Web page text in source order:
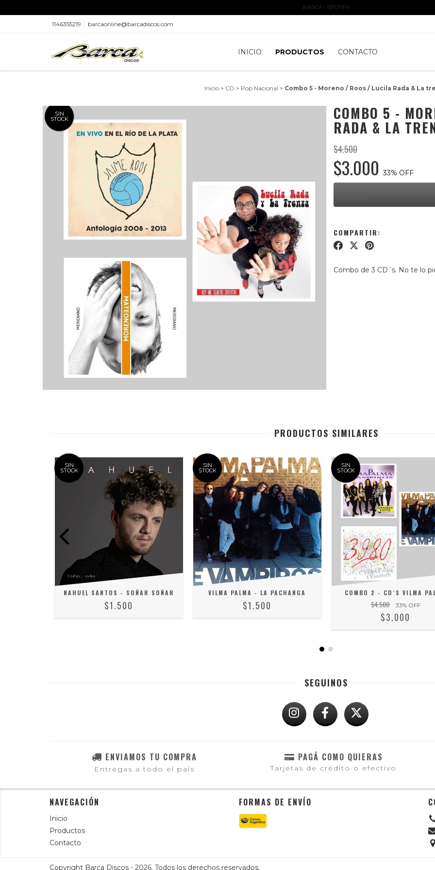
BARCA • SPOTIFY
1146355219 barcaonline@barcadiscos.com
INICIO PRODUCTOS CONTACTO
Inicio > CD > Pop Nacional > Combo 5 - Moreno / Roos / Lucila Rada & La
SIN
STOCK COMBO 5 -
RADA & LA
$4.500
$3.00033% OFF
COMPARTIR:
Combo de 3 CD´s. No te lo
PRODUCTOS SIMILARES
SIN
STOCK
NAHUEL SANTOS - SOÑAR SOÑAR
$1.500
SIN
STOCK
VILMA PALMA - LA PACHANGA
$1.500
SIN
STOCK
COMBO 2 - CD´S VILMA
$4.500 33% OFF
$3.000
SEGUINOS
ENVIAMOS TU COMPRA
Entregas a todo el país
PAGÁ COMO QUIERAS
Tarjetas de crédito o efectivo
NAVEGACIÓN
Inicio
Productos
Contacto
FORMAS DE ENVÍO
Copyright Barca Discos - 2026. Todos los derechos reservados.